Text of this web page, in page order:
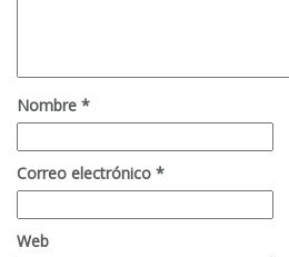
Nombre *
Correo electrónico *
Web